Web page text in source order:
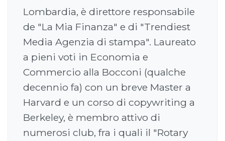
Lombardia, è direttore responsabile
de "La Mia Finanza" e di "Trendiest
Media Agenzia di stampa". Laureato
a pieni voti in Economia e
Commercio alla Bocconi (qualche
decennio fa) con un breve Master a
Harvard e un corso di copywriting a
Berkeley, è membro attivo di
numerosi club, fra i quali il "Rotary